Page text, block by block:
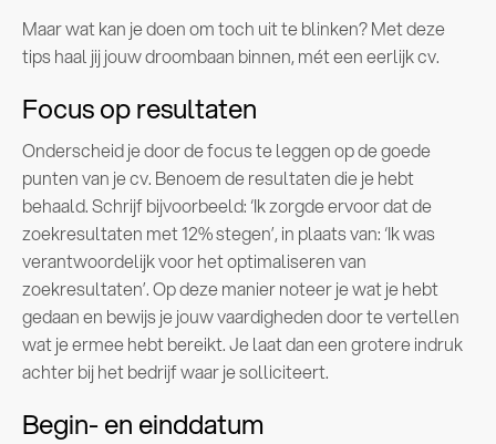
Maar wat kan je doen om toch uit te blinken? Met deze
tips haal jij jouw droombaan binnen, mét een eerlijk cv.
Focus op resultaten
Onderscheid je door de focus te leggen op de goede
punten van je cv. Benoem de resultaten die je hebt
behaald. Schrijf bijvoorbeeld: ‘Ik zorgde ervoor dat de
zoekresultaten met 12% stegen’, in plaats van: ‘Ik was
verantwoordelijk voor het optimaliseren van
zoekresultaten’. Op deze manier noteer je wat je hebt
gedaan en bewijs je jouw vaardigheden door te vertellen
wat je ermee hebt bereikt. Je laat dan een grotere indruk
achter bij het bedrijf waar je solliciteert.
Begin- en einddatum